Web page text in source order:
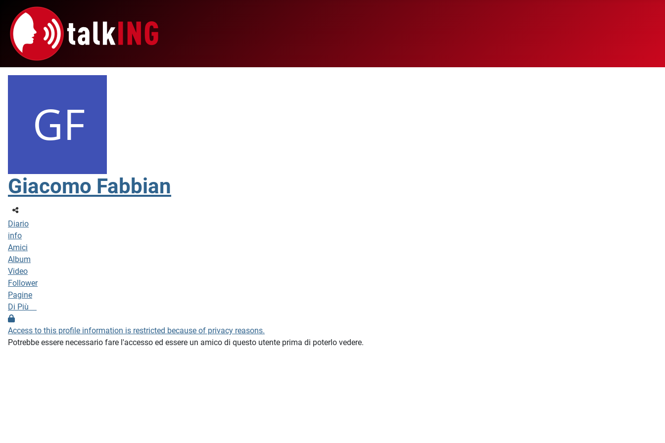
Giacomo Fabbian
Diario
info
Amici
Album
Video
Follower
Pagine
Di Più
Access to this profile information is restricted because of privacy reasons.
Potrebbe essere necessario fare l'accesso ed essere un amico di questo utente prima di poterlo vedere.